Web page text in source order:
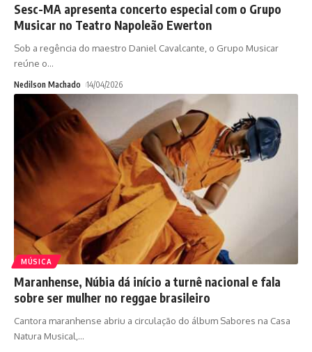
Sesc-MA apresenta concerto especial com o Grupo
Musicar no Teatro Napoleão Ewerton
Sob a regência do maestro Daniel Cavalcante, o Grupo Musicar
reúne o…
Nedilson Machado 14/04/2026
MÚSICA
Maranhense, Núbia dá início a turnê nacional e fala
sobre ser mulher no reggae brasileiro
Cantora maranhense abriu a circulação do álbum Sabores na Casa
Natura Musical, …